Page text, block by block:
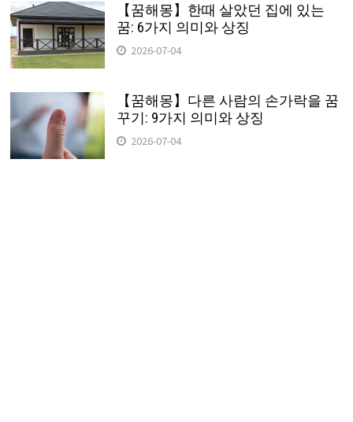
【꿈해몽】한때 살았던 집에 있는
꿈: 6가지 의미와 상징
2026-07-04
【꿈해몽】다른 사람의 손가락을 꿈
꾸기: 9가지 의미와 상징
2026-07-04